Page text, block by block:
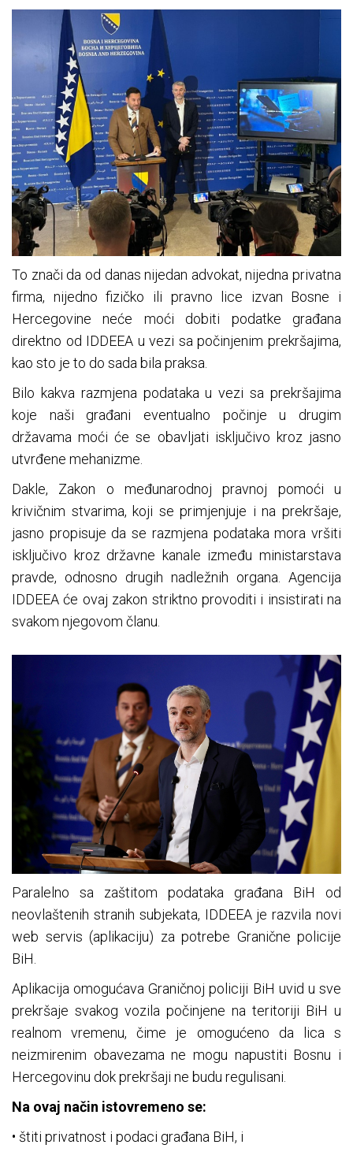
To znači da od danas nijedan advokat, nijedna privatna
firma, nijedno fizičko ili pravno lice izvan Bosne i
Hercegovine neće moći dobiti podatke građana
direktno od IDDEEA u vezi sa počinjenim prekršajima,
kao sto je to do sada bila praksa.
Bilo kakva razmjena podataka u vezi sa prekršajima
koje naši građani eventualno počinje u drugim
državama moći će se obavljati isključivo kroz jasno
utvrđene mehanizme.
Dakle, Zakon o međunarodnoj pravnoj pomoći u
krivičnim stvarima, koji se primjenjuje i na prekršaje,
jasno propisuje da se razmjena podataka mora vršiti
isključivo kroz državne kanale između ministarstava
pravde, odnosno drugih nadležnih organa. Agencija
IDDEEA će ovaj zakon striktno provoditi i insistirati na
svakom njegovom članu.
Paralelno sa zaštitom podataka građana BiH od
neovlaštenih stranih subjekata, IDDEEA je razvila novi
web servis (aplikaciju) za potrebe Granične policije
BiH.
Aplikacija omogućava Graničnoj policiji BiH uvid u sve
prekršaje svakog vozila počinjene na teritoriji BiH u
realnom vremenu, čime je omogućeno da lica s
neizmirenim obavezama ne mogu napustiti Bosnu i
Hercegovinu dok prekršaji ne budu regulisani.
Na ovaj način istovremeno se:
• štiti privatnost i podaci građana BiH, i